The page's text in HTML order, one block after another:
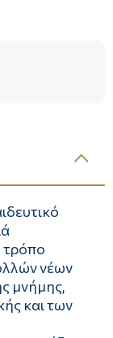
τρόπο
νέων
μνήμης,
και των